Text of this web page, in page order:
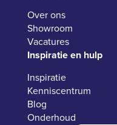
Over ons
Showroom
Vacatures
Inspiratie en hulp
Inspiratie
Kenniscentrum
Blog
Onderhoud